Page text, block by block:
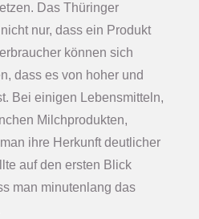
Das Thüringer
nur, dass ein Produkt
können sich
dass es von hoher und
Bei einigen Lebensmitteln,
Milchprodukten,
ihre Herkunft deutlicher
auf den ersten Blick
man minutenlang das